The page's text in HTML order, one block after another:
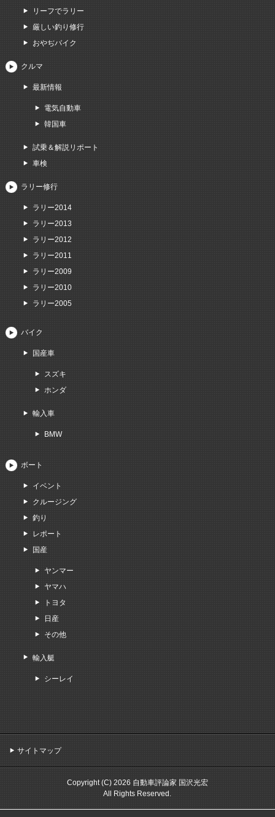
リーフでラリー
厳しい釣り修行
おやぢバイク
クルマ
最新情報
電気自動車
韓国車
試乗＆解説リポート
車検
ラリー修行
ラリー2014
ラリー2013
ラリー2012
ラリー2011
ラリー2009
ラリー2010
ラリー2005
バイク
国産車
スズキ
ホンダ
輸入車
BMW
ボート
イベント
クルージング
釣り
レポート
国産
ヤンマー
ヤマハ
トヨタ
日産
その他
輸入艇
シーレイ
サイトマップ
Copyright (C) 2026 自動車評論家 国沢光宏
All Rights Reserved.